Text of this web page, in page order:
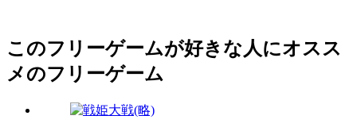
このフリーゲームが好きな人にオスス
メのフリーゲーム